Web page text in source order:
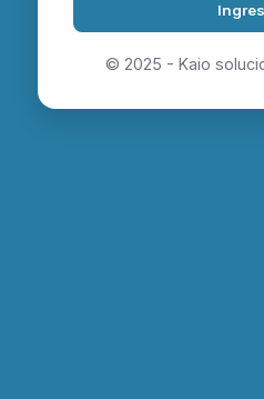
© 2025 - Kaio